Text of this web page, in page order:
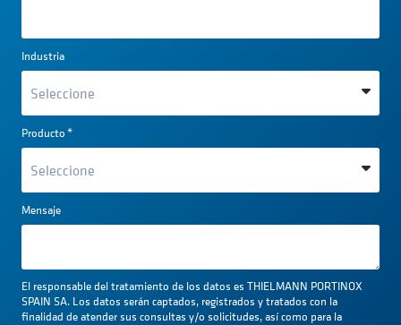
Industria
Producto*
Mensaje
El responsable del tratamiento de los datos es THIELMANN PORTINOX
SPAIN SA. Los datos serán captados, registrados y tratados con la
finalidad de atender sus consultas y/o solicitudes, así como para la